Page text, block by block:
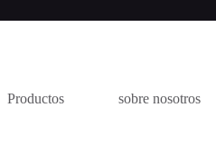
Productos sobre nosotros